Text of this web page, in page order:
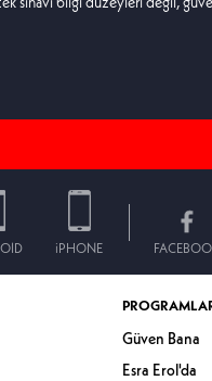
birbirlerine "Güven Bana"
kazanacak, yoksa güven mi?
iPHONE
Güven Bana
Esra Erol'da